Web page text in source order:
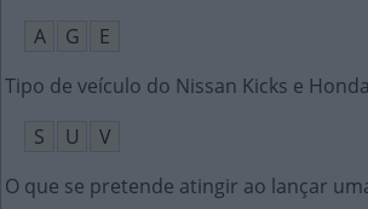
A
G
E
Tipo de veículo do Nissan Kicks e
S
U
V
O que se pretende atingir ao lançar